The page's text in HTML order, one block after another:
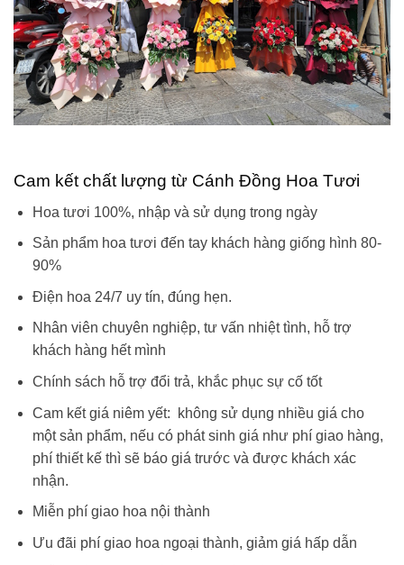
Cam kết chất lượng từ Cánh Đồng Hoa Tươi
Hoa tươi 100%, nhập và sử dụng trong ngày
Sản phẩm hoa tươi đến tay khách hàng giống hình 80-
90%
Điện hoa 24/7 uy tín, đúng hẹn.
Nhân viên chuyên nghiệp, tư vấn nhiệt tình, hỗ trợ
khách hàng hết mình
Chính sách hỗ trợ đổi trả, khắc phục sự cố tốt
Cam kết giá niêm yết: không sử dụng nhiều giá cho
một sản phẩm, nếu có phát sinh giá như phí giao hàng,
phí thiết kế thì sẽ báo giá trước và được khách xác
nhận.
Miễn phí giao hoa nội thành
Ưu đãi phí giao hoa ngoại thành, giảm giá hấp dẫn